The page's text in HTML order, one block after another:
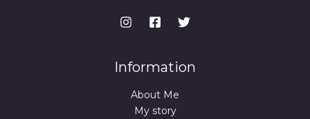
Information
About Me
My story